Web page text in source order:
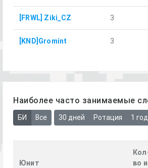
[FRWL] Ziki_CZ 3
[KND]Gromint 3
Наиболее часто занимаемые
БИ Все 30 дней Ротация 1 год
Юнит
во